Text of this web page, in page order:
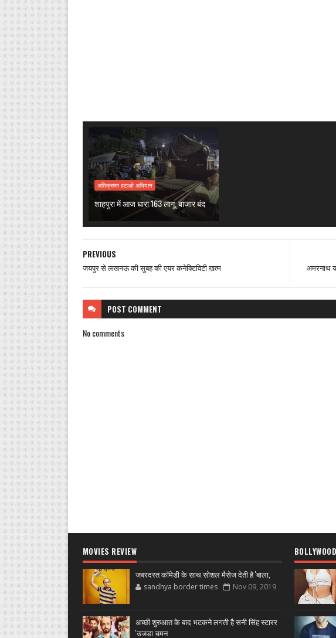
अतिक्रमण हटाओ अभियान
शाहपुरा में आज धारा 163 लागू, बाजार बंद
अमरनाथ
PREVIOUS
जयपुर से लखनऊ की सुबह की एयर कनेक्टिविटी खत्म
POST COMMENT
No comments
MOVIES REVIEW
जबरदस्त कॉमेडी के साथ सोशल मैसेज देती है 'बाला,
sandhya border times Nov 09, 2019
अच्छी शुरुआत के बाद भटकने लगती है सनी सिंह स्टारर
'उजडा चमन